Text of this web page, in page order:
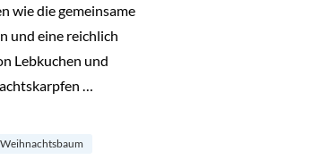
wie die gemeinsame
und eine reichlich
Lebkuchen und
…
Weihnachtsbaum